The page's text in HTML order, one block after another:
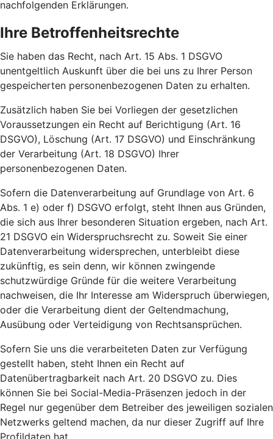
nachfolgenden Erklärungen.
Ihre Betroffenheitsrechte
Sie haben das Recht, nach Art. 15 Abs. 1 DSGVO
unentgeltlich Auskunft über die bei uns zu Ihrer Person
gespeicherten personenbezogenen Daten zu erhalten.
Zusätzlich haben Sie bei Vorliegen der gesetzlichen
Voraussetzungen ein Recht auf Berichtigung (Art. 16
DSGVO), Löschung (Art. 17 DSGVO) und Einschränkung
der Verarbeitung (Art. 18 DSGVO) Ihrer
personenbezogenen Daten.
Sofern die Datenverarbeitung auf Grundlage von Art. 6
Abs. 1 e) oder f) DSGVO erfolgt, steht Ihnen aus Gründen,
die sich aus Ihrer besonderen Situation ergeben, nach Art.
21 DSGVO ein Widerspruchsrecht zu. Soweit Sie einer
Datenverarbeitung widersprechen, unterbleibt diese
zukünftig, es sein denn, wir können zwingende
schutzwürdige Gründe für die weitere Verarbeitung
nachweisen, die Ihr Interesse am Widerspruch überwiegen,
oder die Verarbeitung dient der Geltendmachung,
Ausübung oder Verteidigung von Rechtsansprüchen.
Sofern Sie uns die verarbeiteten Daten zur Verfügung
gestellt haben, steht Ihnen ein Recht auf
Datenübertragbarkeit nach Art. 20 DSGVO zu. Dies
können Sie bei Social-Media-Präsenzen jedoch in der
Regel nur gegenüber dem Betreiber des jeweiligen sozialen
Netzwerks geltend machen, da nur dieser Zugriff auf Ihre
Profildaten hat.